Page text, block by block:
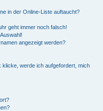
in der Online-Liste auftaucht?
geht immer noch falsch!
angezeigt werden?
klicke, werde ich aufgefordert, mich